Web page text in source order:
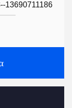
13690711186